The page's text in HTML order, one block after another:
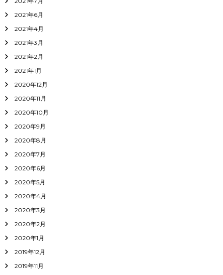
2021年6月
2021年4月
2021年3月
2021年2月
2021年1月
2020年12月
2020年11月
2020年10月
2020年9月
2020年8月
2020年7月
2020年6月
2020年5月
2020年4月
2020年3月
2020年2月
2020年1月
2019年12月
2019年11月